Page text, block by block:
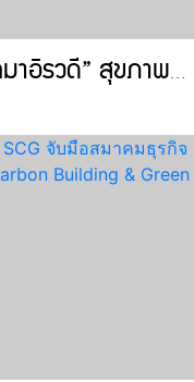
สงขลา | กรมทะเลสำรวจพบ “โลมาอิรวดี” สุขภาพดีฝูงใหญ่ 10 ตัว